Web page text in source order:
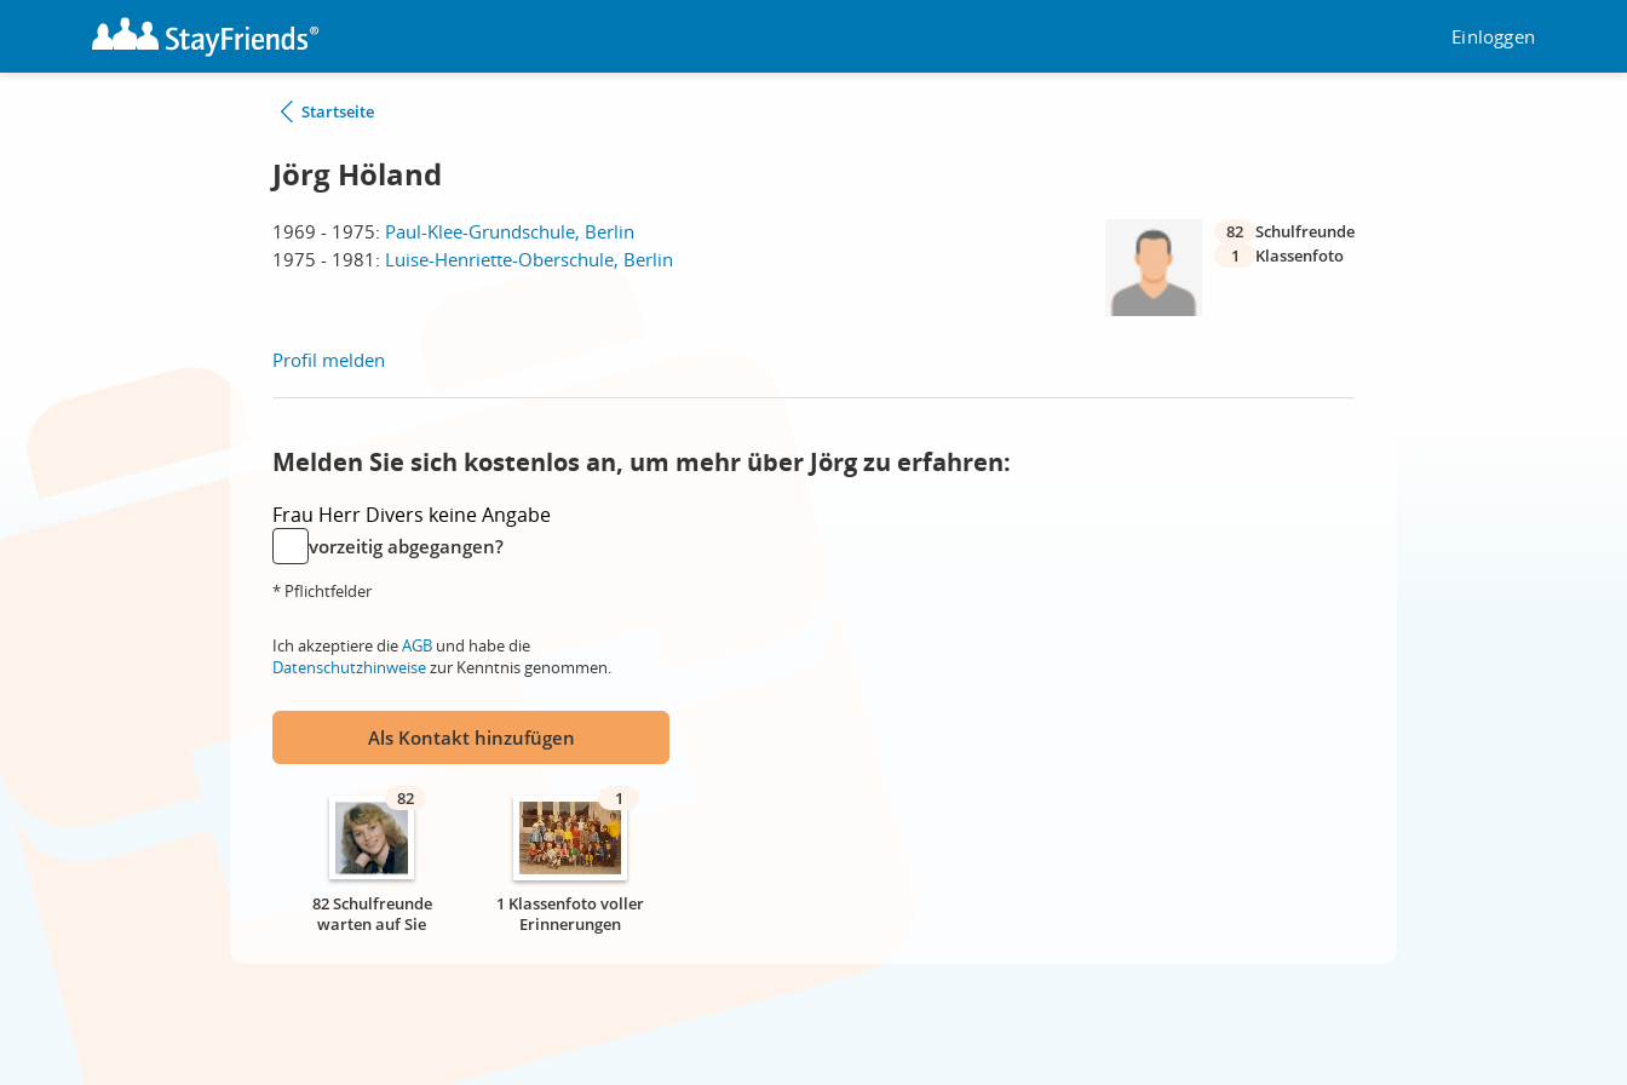
Einloggen
Startseite
Jörg Höland
1969 - 1975: Paul-Klee-Grundschule, Berlin
1975 - 1981: Luise-Henriette-Oberschule, Berlin
82 Schulfreunde
1
Klassenfoto
Profil melden
Melden Sie sich kostenlos an, um mehr über Jörg zu erfahren:
Frau Herr Divers keine Angabe
vorzeitig abgegangen?
* Pflichtfelder
Ich akzeptiere dieAGB und habe die
Datenschutzhinweisezur Kenntnis genommen.
Als Kontakt hinzufügen
82
82 Schulfreunde
warten auf Sie
1
1 Klassenfoto voller
Erinnerungen